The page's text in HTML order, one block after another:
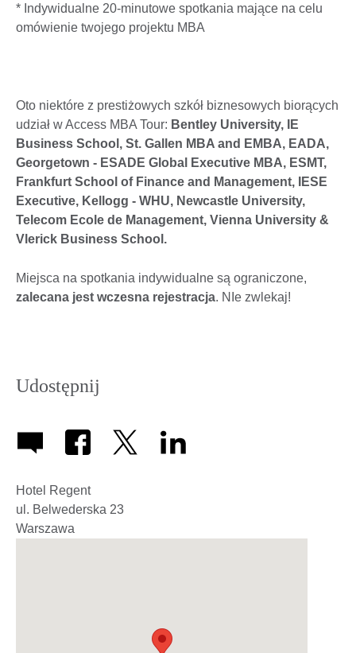
* Indywidualne 20-minutowe spotkania mające na celu
omówienie twojego projektu MBA
Oto niektóre z prestiżowych szkół biznesowych biorących
udział w Access MBA Tour: Bentley University, IE
Business School, St. Gallen MBA and EMBA, EADA,
Georgetown - ESADE Global Executive MBA, ESMT,
Frankfurt School of Finance and Management, IESE
Executive, Kellogg - WHU, Newcastle University,
Telecom Ecole de Management, Vienna University &
Vlerick Business School.
Miejsca na spotkania indywidualne są ograniczone,
zalecana jest wczesna rejestracja. NIe zwlekaj!
Udostępnij
Hotel Regent
ul. Belwederska 23
Warszawa